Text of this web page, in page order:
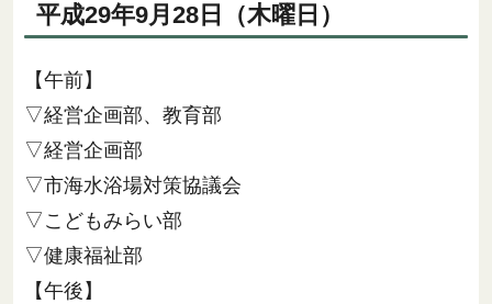
平成29年9月28日（木曜日）
【午前】
▽経営企画部、教育部
▽経営企画部
▽市海水浴場対策協議会
▽こどもみらい部
▽健康福祉部
【午後】